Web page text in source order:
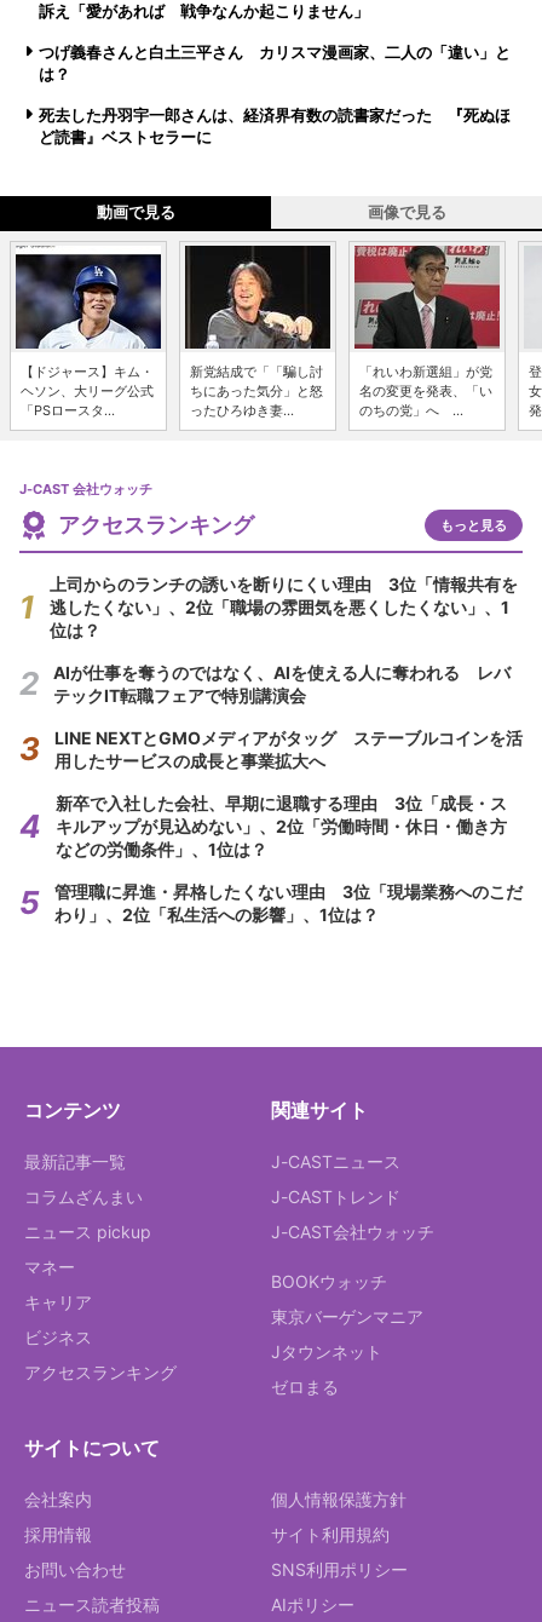
訴え「愛があれば 戦争なんか起こりません」
つげ義春さんと白土三平さん カリスマ漫画家、二人の「違い」と
は？
死去した丹羽宇一郎さんは、経済界有数の読書家だった 『死ぬほ
ど読書』ベストセラーに
動画で見る 画像で見る
【ドジャース】キム・
ヘソン、大リーグ公式
「PSロースタ...
新党結成で「「騙し討
ちにあった気分」と怒
ったひろゆき妻...
「れいわ新選組」が党
名の変更を発表、「い
のちの党」へ ...
J-CAST 会社ウォッチ
アクセスランキング もっと見る
上司からのランチの誘いを断りにくい理由 3位「情報共有を
逃したくない」、2位「職場の雰囲気を悪くしたくない」、1
位は？
AIが仕事を奪うのではなく、AIを使える人に奪われる レバ
テックIT転職フェアで特別講演会
LINE NEXTとGMOメディアがタッグ ステーブルコインを活
用したサービスの成長と事業拡大へ
新卒で入社した会社、早期に退職する理由 3位「成長・ス
キルアップが見込めない」、2位「労働時間・休日・働き方
などの労働条件」、1位は？
管理職に昇進・昇格したくない理由 3位「現場業務へのこだ
わり」、2位「私生活への影響」、1位は？
コンテンツ
最新記事一覧
コラムざんまい
ニュース pickup
マネー
キャリア
ビジネス
アクセスランキング
関連サイト
J-CASTニュース
J-CASTトレンド
J-CAST会社ウォッチ
BOOKウォッチ
東京バーゲンマニア
Jタウンネット
ゼロまる
サイトについて
会社案内
採用情報
お問い合わせ
ニュース読者投稿
個人情報保護方針
サイト利用規約
SNS利用ポリシー
AIポリシー